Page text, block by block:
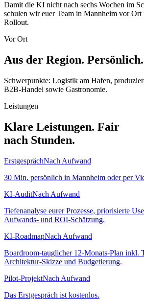
Damit die KI nicht nach sechs Wochen im
schulen wir euer Team in Mannheim vor Ort
Rollout.
Vor Ort
Aus der Region. Persönlich.
Schwerpunkte: Logistik am Hafen,
B2B-Handel sowie Gastronomie.
Leistungen
Klare Leistungen. Fair
nach Stunden.
ErstgesprächNach Aufwand
30 Min. persönlich in Mannheim oder per
KI-AuditNach Aufwand
Tiefenanalyse eurer Prozesse, priorisierte
Aufwands- und ROI-Schätzung.
KI-RoadmapNach Aufwand
Boardroom-tauglicher 12-Monats-Plan inkl.
Architektur-Skizze und Budgetierung.
Pilot-ProjektNach Aufwand
Das Erstgespräch ist kostenlos.